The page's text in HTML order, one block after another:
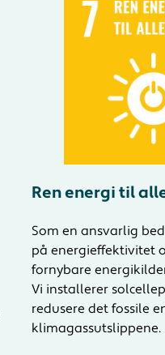
Ren energi til
Som en ansvarlig
på energieffektivitet
fornybare
Vi installerer
redusere det fossile
klimagassutslippene.